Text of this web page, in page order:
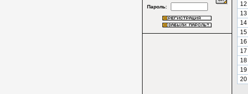
Пароль: 12
13
14
15
16
17
18
19
20